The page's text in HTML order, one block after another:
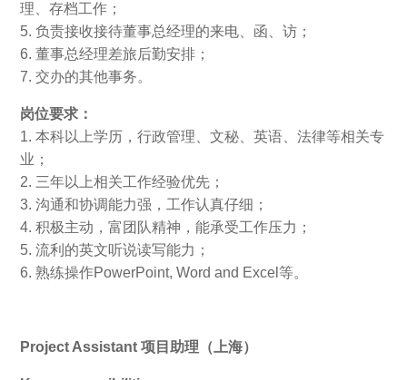
理、存档工作；
5. 负责接收接待董事总经理的来电、函、访；
6. 董事总经理差旅后勤安排；
7. 交办的其他事务。
岗位要求：
1. 本科以上学历，行政管理、文秘、英语、法律等相关专
业；
2. 三年以上相关工作经验优先；
3. 沟通和协调能力强，工作认真仔细；
4. 积极主动，富团队精神，能承受工作压力；
5. 流利的英文听说读写能力；
6. 熟练操作PowerPoint, Word and Excel等。
Project Assistant 项目助理（上海）